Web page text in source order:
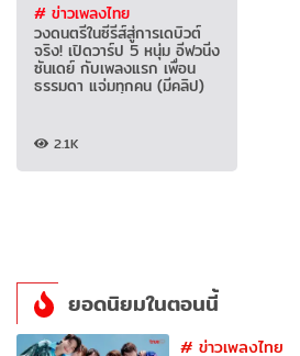
# ข่าวเพลงไทย
วงดนตรีในซีรีส์สู่การเดบิวต์
จริง! เปิดวาร์ป 5 หนุ่ม อีฟวนิ่ง
ซันเดย์ กับเพลงแรก เพื่อน
ธรรมดา แจ่มทุกคน (มีคลิป)
2.1K
ยอดนิยมในตอนนี้
#ข่าวเพลงไทย